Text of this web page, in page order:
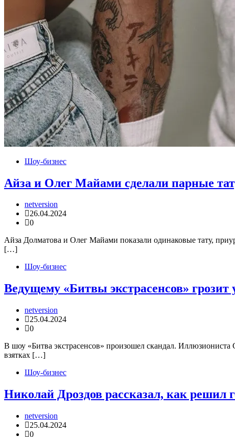
Шоу-бизнес
Айза и Олег Майами сделали парные
netversion
26.04.2024
0
Айза Долматова и Олег Майами показали одинаковые тату,
[…]
Шоу-бизнес
Ведущему «Битвы экстрасенсов» грозит
netversion
25.04.2024
0
В шоу «Битва экстрасенсов» произошел скандал.
взятках […]
Шоу-бизнес
Николай Дроздов рассказал, как решил
netversion
25.04.2024
0